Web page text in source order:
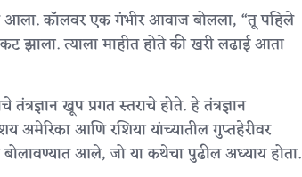
आला. कॉलवर एक गंभीर आवाज बोलला, “तू पहिले
त्याला माहीत होते की खरी लढाई आता
खूप प्रगत स्तराचे होते. हे तंत्रज्ञान
अमेरिका आणि रशिया यांच्यातील गुप्तहेरीवर
आले, जो या कथेचा पुढील अध्याय होता.